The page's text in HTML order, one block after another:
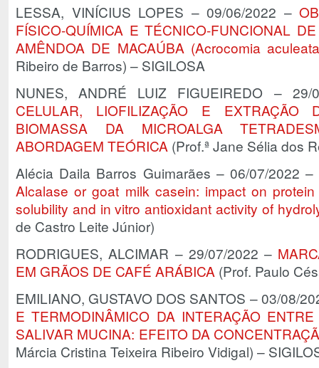
LESSA, VINÍCIUS LOPES – 09/06/2022 –
FÍSICO-QUÍMICA E TÉCNICO-FUNCIONAL
AMÊNDOA DE MACAÚBA (Acrocomia
Ribeiro de Barros) – SIGILOSA
NUNES, ANDRÉ LUIZ FIGUEIREDO –
CELULAR, LIOFILIZAÇÃO E EXTRAÇÃO
BIOMASSA DA MICROALGA
ABORDAGEM TEÓRICA (Prof.ª Jane Sélia dos
Alécia Daila Barros Guimarães – 06/07/2022 –
Alcalase or goat milk casein: impact on
solubility and in vitro antioxidant activity of
de Castro Leite Júnior)
RODRIGUES, ALCIMAR – 29/07/2022 –
EM GRÃOS DE CAFÉ ARÁBICA (Prof. Paulo
EMILIANO, GUSTAVO DOS SANTOS – 03/08/
E TERMODINÂMICO DA INTERAÇÃO
SALIVAR MUCINA: EFEITO DA
Márcia Cristina Teixeira Ribeiro Vidigal) –